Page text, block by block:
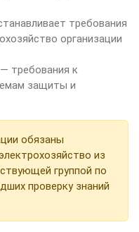
требования
организации
— требования к
защиты и
обязаны
из
группой по
проверку знаний